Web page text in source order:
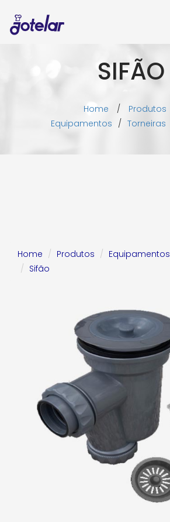
SIFÃO
Home / Produtos
Equipamentos / Torneiras
Home Produtos Equipamentos
Sifão